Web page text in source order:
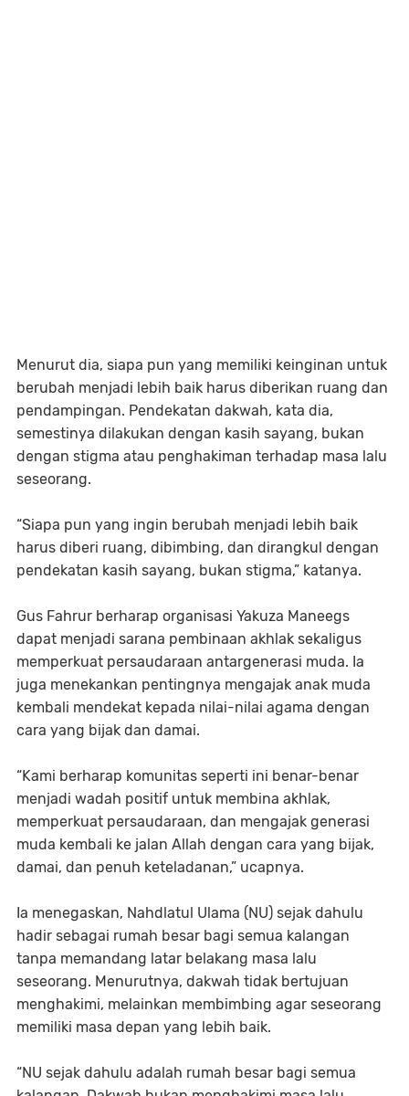
Menurut dia, siapa pun yang memiliki keinginan untuk
berubah menjadi lebih baik harus diberikan ruang dan
pendampingan. Pendekatan dakwah, kata dia,
semestinya dilakukan dengan kasih sayang, bukan
dengan stigma atau penghakiman terhadap masa lalu
seseorang.
“Siapa pun yang ingin berubah menjadi lebih baik
harus diberi ruang, dibimbing, dan dirangkul dengan
pendekatan kasih sayang, bukan stigma,” katanya.
Gus Fahrur berharap organisasi Yakuza Maneegs
dapat menjadi sarana pembinaan akhlak sekaligus
memperkuat persaudaraan antargenerasi muda. Ia
juga menekankan pentingnya mengajak anak muda
kembali mendekat kepada nilai-nilai agama dengan
cara yang bijak dan damai.
“Kami berharap komunitas seperti ini benar-benar
menjadi wadah positif untuk membina akhlak,
memperkuat persaudaraan, dan mengajak generasi
muda kembali ke jalan Allah dengan cara yang bijak,
damai, dan penuh keteladanan,” ucapnya.
Ia menegaskan, Nahdlatul Ulama (NU) sejak dahulu
hadir sebagai rumah besar bagi semua kalangan
tanpa memandang latar belakang masa lalu
seseorang. Menurutnya, dakwah tidak bertujuan
menghakimi, melainkan membimbing agar seseorang
memiliki masa depan yang lebih baik.
“NU sejak dahulu adalah rumah besar bagi semua